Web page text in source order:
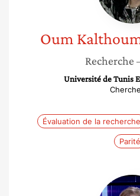
Oum
Recherche
Université de Tunis
Évaluation de la recherche
Parité